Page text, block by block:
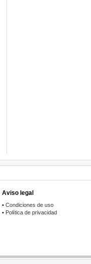
Aviso legal
• Condiciones de uso
• Política de privacidad